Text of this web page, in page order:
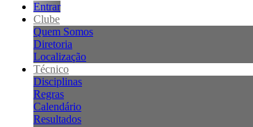
Entrar
Clube
Quem Somos
Diretoria
Localização
Técnico
Disciplinas
Regras
Calendário
Resultados